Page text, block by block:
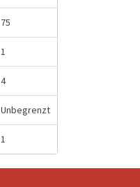
75
1
4
Unbegrenzt
1